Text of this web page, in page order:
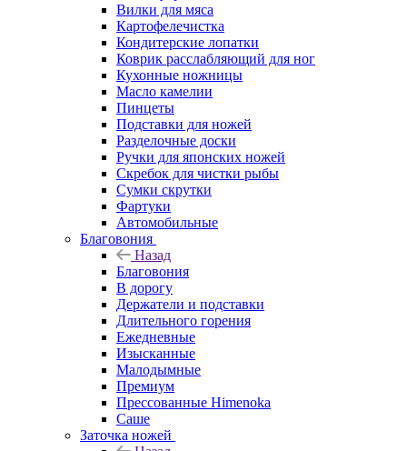
Вилки для мяса
Картофелечистка
Кондитерские лопатки
Коврик расслабляющий для ног
Кухонные ножницы
Масло камелии
Пинцеты
Подставки для ножей
Разделочные доски
Ручки для японских ножей
Скребок для чистки рыбы
Сумки скрутки
Фартуки
Автомобильные
Благовония
Назад
Благовония
В дорогу
Держатели и подставки
Длительного горения
Ежедневные
Изысканные
Малодымные
Премиум
Прессованные Himenoka
Саше
Заточка ножей